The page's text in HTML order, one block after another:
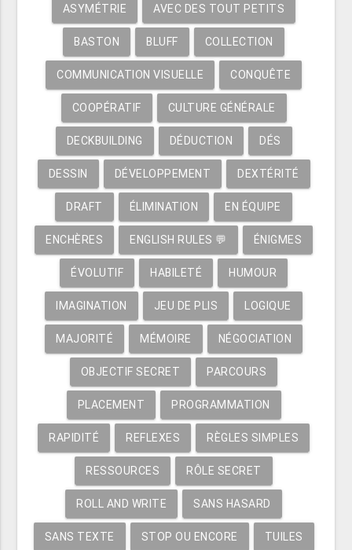
ASYMÉTRIE AVEC DES TOUT PETITS
BASTON BLUFF COLLECTION
COMMUNICATION VISUELLE CONQUÊTE
COOPÉRATIF CULTURE GÉNÉRALE
DECKBUILDING DÉDUCTION DÉS
DESSIN DÉVELOPPEMENT DEXTÉRITÉ
DRAFT ÉLIMINATION EN ÉQUIPE
ENCHÈRES ENGLISH RULES 💬 ÉNIGMES
ÉVOLUTIF HABILETÉ HUMOUR
IMAGINATION JEU DE PLIS LOGIQUE
MAJORITÉ MÉMOIRE NÉGOCIATION
OBJECTIF SECRET PARCOURS
PLACEMENT PROGRAMMATION
RAPIDITÉ REFLEXES RÈGLES SIMPLES
RESSOURCES RÔLE SECRET
ROLL AND WRITE SANS HASARD
SANS TEXTE STOP OU ENCORE TUILES